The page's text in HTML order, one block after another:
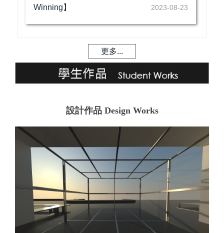
Winning】
2023-08-23
更多...
設計作品 Design Works